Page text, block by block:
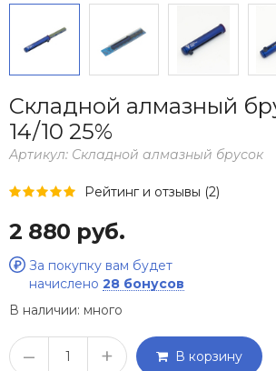
Складной алмазный
14/10 25%
Артикул: Складной алмазный брусок
Рейтинг и отзывы (2)
2 880 руб.
За покупку вам будет
начислено 28 бонусов
В наличии: много
– + В корзину